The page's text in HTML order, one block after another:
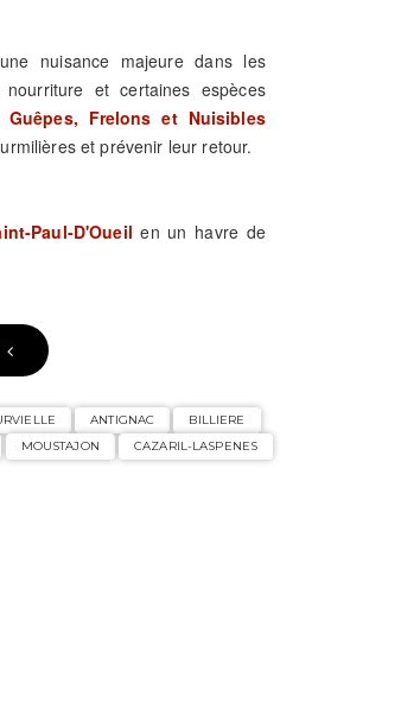
nuisance majeure dans les
et certaines espèces
Guêpes, Frelons et Nuisibles
et prévenir leur retour.
Paul-D'Oueil en un havre de
ANTIGNAC
BILLIERE
MOUSTAJON CAZARIL-LASPENES